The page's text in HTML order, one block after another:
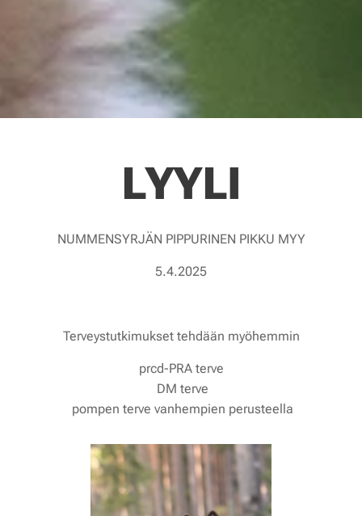
LYYLI
NUMMENSYRJÄN PIPPURINEN PIKKU MYY
5.4.2025
Terveystutkimukset tehdään myöhemmin
prcd-PRA terve
DM terve
pompen terve vanhempien perusteella